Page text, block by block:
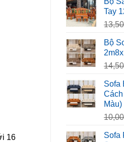
Tay
Bộ
Sofa
Màu)
Sofa
16